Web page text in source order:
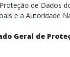
de Dados
e a Autoridade
Geral de